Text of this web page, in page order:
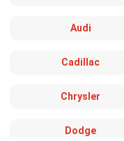
Audi
Cadillac
Chrysler
Dodge